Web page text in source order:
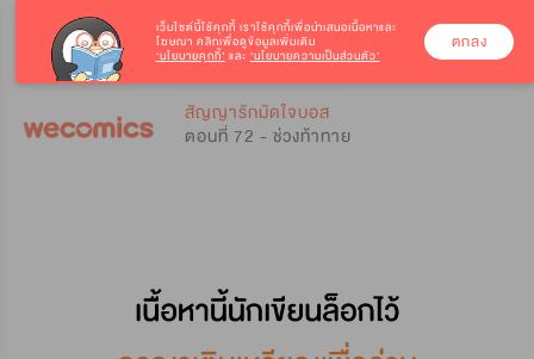
สัญญารักมัดใจบอส
ตอนที่ 72 - ช่วงท้าทาย
เว็บไซต์นี้ใช้คุกกี้ เราใช้คุกกี้เพื่อนำเสนอเนื้อหาและ
โฆษณา คลิกเพื่อดูข้อมูลเพิ่มเติม
‘นโยบายคุกกี้’ และ ‘นโยบายความเป็นส่วนตัว’
ตกลง